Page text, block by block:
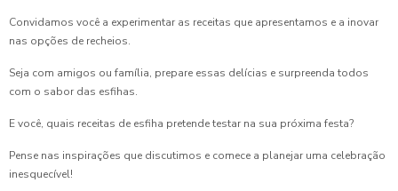
Convidamos você a experimentar as receitas que apresentamos e a inovar
nas opções de recheios.
Seja com amigos ou família, prepare essas delícias e surpreenda todos
com o sabor das esfihas.
E você, quais receitas de esfiha pretende testar na sua próxima festa?
Pense nas inspirações que discutimos e comece a planejar uma celebração
inesquecível!